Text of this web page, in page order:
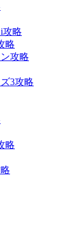
攻略
略
攻略
3攻略
略